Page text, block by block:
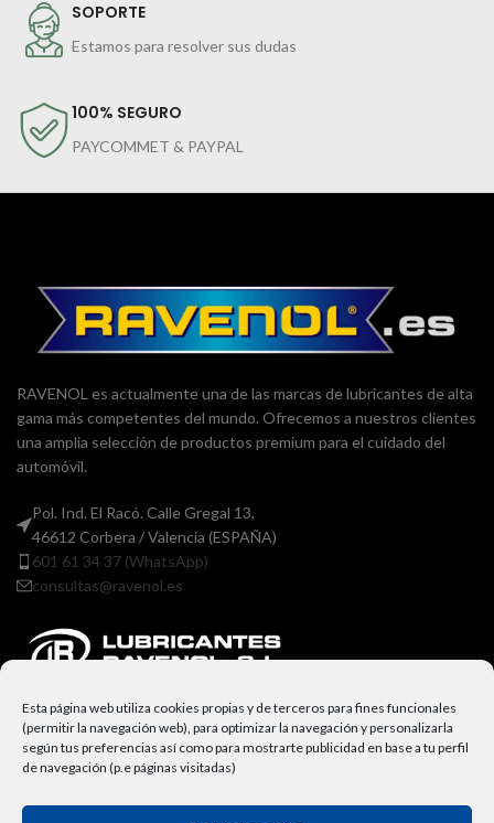
Esta página web utiliza cookies propias y de terceros para fines funcionales
(permitir la navegación web), para optimizar la navegación y personalizarla
según tus preferencias así como para mostrarte publicidad en base a tu perfil
de navegación (p.e páginas visitadas)
SOPORTE
Estamos para resolver sus dudas
100% SEGURO
PAYCOMMET & PAYPAL
RAVENOL es actualmente una de las marcas de lubricantes de alta
gama más competentes del mundo. Ofrecemos a nuestros clientes
una amplia selección de productos premium para el cuidado del
automóvil.
Pol. Ind. El Racó. Calle Gregal 13,
46612 Corbera / Valencia (ESPAÑA)
601 61 34 37 (WhatsApp)
consultas@ravenol.es